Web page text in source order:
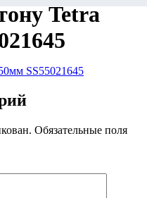
Tetra
Обязательные поля